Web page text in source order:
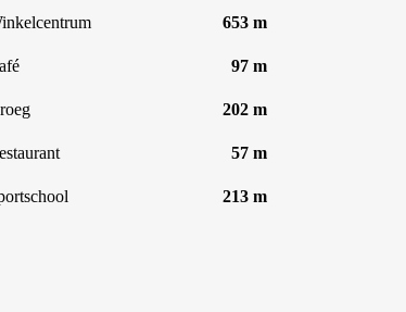
653 m
97 m
202 m
57 m
213 m